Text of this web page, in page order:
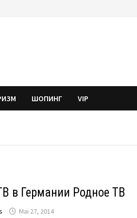
ШОПИНГ VIP
в Германии Родное ТВ
Mai 27, 2014